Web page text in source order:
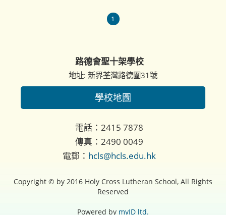
1
路德會聖十架學校
地址: 新界荃灣路德圍31號
學校地圖
電話：2415 7878
傳真：2490 0049
電郵： hcls@hcls.edu.hk
Copyright © by 2016 Holy Cross Lutheran School, All Rights
Reserved
Powered by myID ltd.